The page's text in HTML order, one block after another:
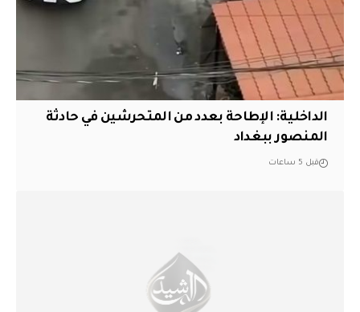
الداخلية: الإطاحة بعدد من المتحرشين في حادثة
المنصور ببغداد
قبل 5 ساعات